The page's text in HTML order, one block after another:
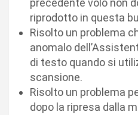
precedente volo non
riprodotto in questa
Risolto un problema
anomalo
di testo quando si
scansione.
Risolto un problema
dopo la ripresa dalla